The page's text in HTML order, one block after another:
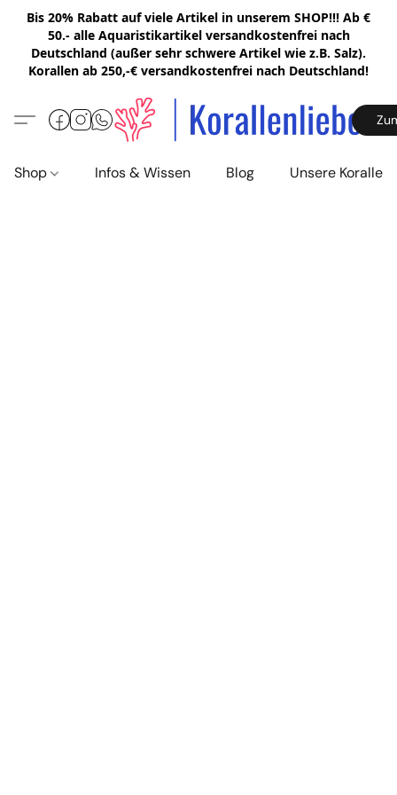
Bis 20% Rabatt auf viele Artikel in unserem SHOP!!! Ab €
50.- alle Aquaristikartikel versandkostenfrei nach
Deutschland (außer sehr schwere Artikel wie z.B. Salz).
Korallen ab 250,-€ versandkostenfrei nach Deutschland!
Shop Infos & Wissen Blog Unsere Korallen